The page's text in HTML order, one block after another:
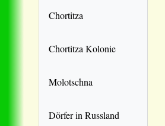
Chortitza
Chortitza Kolonie
Molotschna
Dörfer in Russland